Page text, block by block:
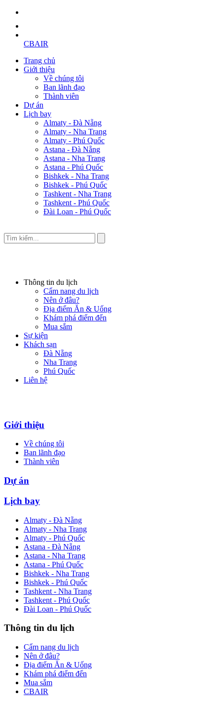
CBAIR
Trang chủ
Giới thiệu
Về chúng tôi
Ban lãnh đạo
Thành viên
Dự án
Lịch bay
Almaty - Đà Nẵng
Almaty - Nha Trang
Almaty - Phú Quốc
Astana - Đà Nẵng
Astana - Nha Trang
Astana - Phú Quốc
Bishkek - Nha Trang
Bishkek - Phú Quốc
Tashkent - Nha Trang
Tashkent - Phú Quốc
Đài Loan - Phú Quốc
Thông tin du lịch
Cẩm nang du lịch
Nên ở đâu?
Địa điểm Ăn & Uống
Khám phá điểm đến
Mua sắm
Sự kiện
Khách sạn
Đà Nẵng
Nha Trang
Phú Quốc
Liên hệ
Giới thiệu
Về chúng tôi
Ban lãnh đạo
Thành viên
Dự án
Lịch bay
Almaty - Đà Nẵng
Almaty - Nha Trang
Almaty - Phú Quốc
Astana - Đà Nẵng
Astana - Nha Trang
Astana - Phú Quốc
Bishkek - Nha Trang
Bishkek - Phú Quốc
Tashkent - Nha Trang
Tashkent - Phú Quốc
Đài Loan - Phú Quốc
Thông tin du lịch
Cẩm nang du lịch
Nên ở đâu?
Địa điểm Ăn & Uống
Khám phá điểm đến
Mua sắm
CBAIR